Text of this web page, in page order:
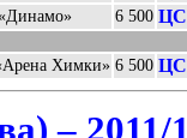
6 500
Химки» 6 500
– 2011/